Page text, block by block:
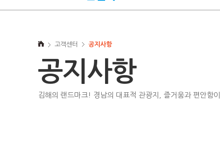
고객센터 공지사항
공지사항
김해의 랜드마크! 경남의 대표적 관광지, 즐거움과 편안함